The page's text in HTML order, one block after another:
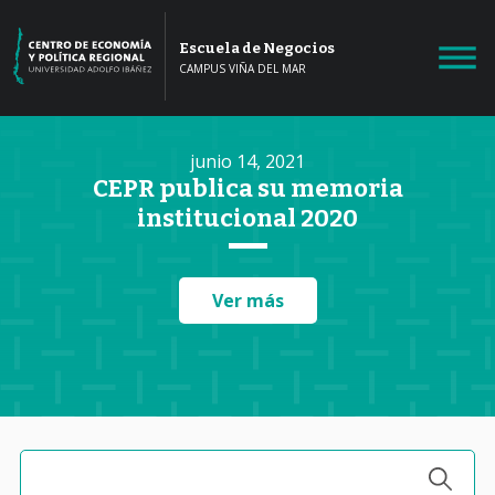
Escuela de Negocios
CAMPUS VIÑA DEL MAR
junio 14, 2021
CEPR publica su memoria
institucional 2020
Ver más